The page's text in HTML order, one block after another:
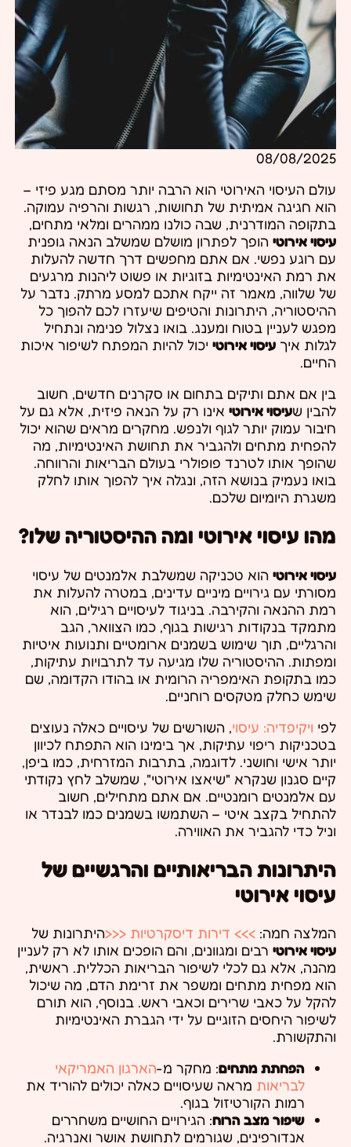
08/08/2025
עולם העיסוי האירוטי הוא הרבה יותר מסתם מגע פיזי –
הוא חגיגה אמיתית של תחושות, רגשות והרפיה עמוקה.
בתקופה המודרנית, שבה כולנו ממהרים ומלאי מתחים,
עיסוי אירוטי הופך לפתרון מושלם שמשלב הנאה גופנית
עם רוגע נפשי. אם אתם מחפשים דרך חדשה להעלות
את רמת האינטימיות בזוגיות או פשוט ליהנות מרגעים
של שלווה, מאמר זה ייקח אתכם למסע מרתק. נדבר על
ההיסטוריה, היתרונות והטיפים שיעזרו לכם להפוך כל
מפגש לעניין בטוח ומענג. בואו נצלול פנימה ונתחיל
לגלות איך עיסוי אירוטי יכול להיות המפתח לשיפור איכות
החיים.
בין אם אתם ותיקים בתחום או סקרנים חדשים, חשוב
להבין שעיסוי אירוטי אינו רק על הנאה פיזית, אלא גם על
חיבור עמוק יותר לגוף ולנפש. מחקרים מראים שהוא יכול
להפחית מתחים ולהגביר את תחושת האינטימיות, מה
שהופך אותו לטרנד פופולרי בעולם הבריאות והרווחה.
בואו נעמיק בנושא הזה, ונגלה איך להפוך אותו לחלק
משגרת היומיום שלכם.
מהו עיסוי אירוטי ומה ההיסטוריה שלו?
עיסוי אירוטי הוא טכניקה שמשלבת אלמנטים של עיסוי
מסורתי עם גירויים מיניים עדינים, במטרה להעלות את
רמת ההנאה והקירבה. בניגוד לעיסויים רגילים, הוא
מתמקד בנקודות רגישות בגוף, כמו הצוואר, הגב
והרגליים, תוך שימוש בשמנים ארומטיים ותנועות איטיות
ומפתות. ההיסטוריה שלו מגיעה עד לתרבויות עתיקות,
כמו בתקופת האימפריה הרומית או בהודו הקדומה, שם
שימש כחלק מטקסים רוחניים.
לפי ויקיפדיה: עיסוי, השורשים של עיסויים כאלה נעוצים
בטכניקות ריפוי עתיקות, אך בימינו הוא התפתח לכיוון
יותר אישי וחושני. לדוגמה, בתרבות המזרחית, כמו ביפן,
קיים סגנון שנקרא "שיאצו אירוטי", שמשלב לחץ נקודתי
עם אלמנטים רומנטיים. אם אתם מתחילים, חשוב
להתחיל בקצב איטי – השתמשו בשמנים כמו לבנדר או
וניל כדי להגביר את האווירה.
היתרונות הבריאותיים והרגשיים של
עיסוי אירוטי
המלצה חמה: >>> דירות דיסקרטיות <<<היתרונות של
עיסוי אירוטי רבים ומגוונים, והם הופכים אותו לא רק לעניין
מהנה, אלא גם לכלי לשיפור הבריאות הכללית. ראשית,
הוא מפחית מתחים ומשפר את זרימת הדם, מה שיכול
להקל על כאבי שרירים וכאבי ראש. בנוסף, הוא תורם
לשיפור היחסים הזוגיים על ידי הגברת האינטימיות
והתקשורת.
הפחתת מתחים: מחקר מ-הארגון האמריקאי
לבריאות מראה שעיסויים כאלה יכולים להוריד את
רמות הקורטיזול בגוף.
שיפור מצב הרוח: הגירויים החושיים משחררים
אנדורפינים, שגורמים לתחושת אושר ואנרגיה.